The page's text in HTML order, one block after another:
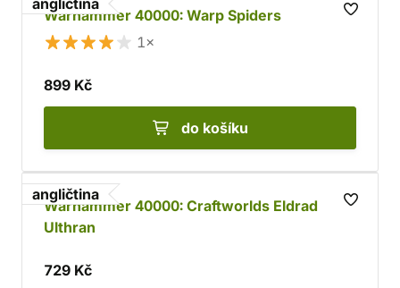
angličtina
Warhammer 40000: Warp Spiders
1×
899 Kč
do košíku
angličtina
Warhammer 40000: Craftworlds Eldrad
Ulthran
729 Kč